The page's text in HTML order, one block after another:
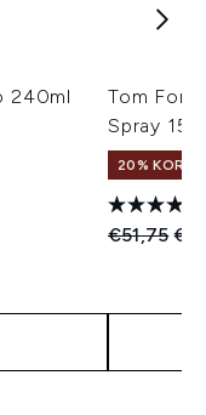
240ml
Tom Ford
Spray
20%
€51,75